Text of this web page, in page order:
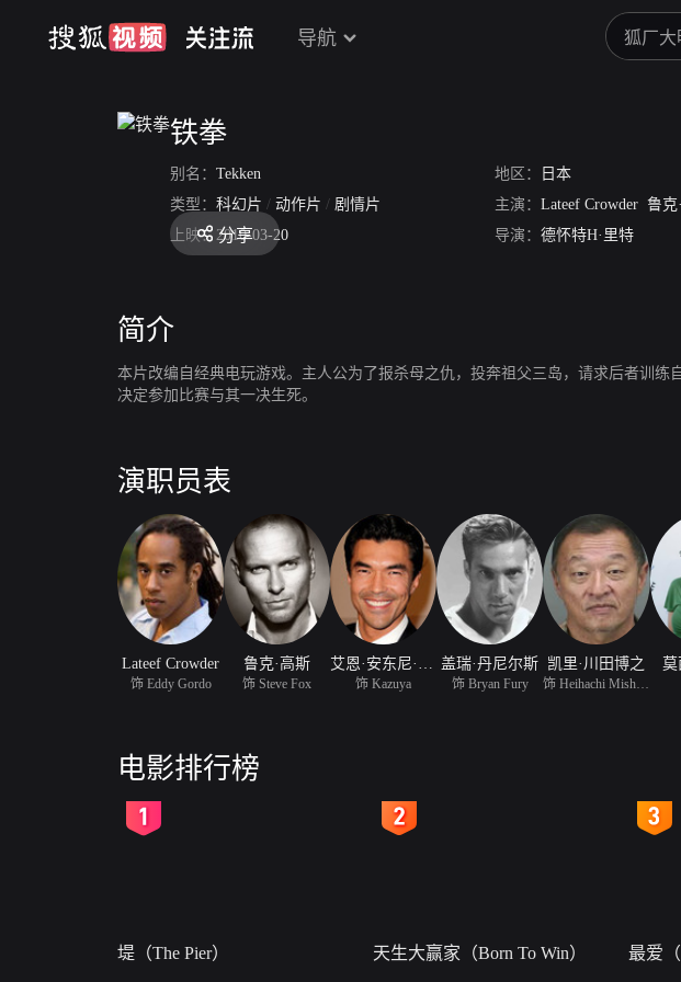
导航
铁拳
别名： Tekken 地区：
日本
类型： 科幻片 / 动作片 / 剧情片 主演： Lateef Crowder 鲁克
上映： 2010-03-20 导演： 德怀特H·里特
分享
简介
本片改编自经典电玩游戏。主人公为了报杀母之仇，投奔祖父三岛，请求后者训
决定参加比赛与其一决生死。
演职员表
Lateef Crowder
饰 Eddy Gordo
鲁克·高斯
饰 Steve Fox 饰 Kazuya
盖瑞·丹尼尔斯
饰 Bryan Fury
凯里·川田博之 莫
电影排行榜
堤（The Pier） 天生大赢家（Born To Win） 最爱（